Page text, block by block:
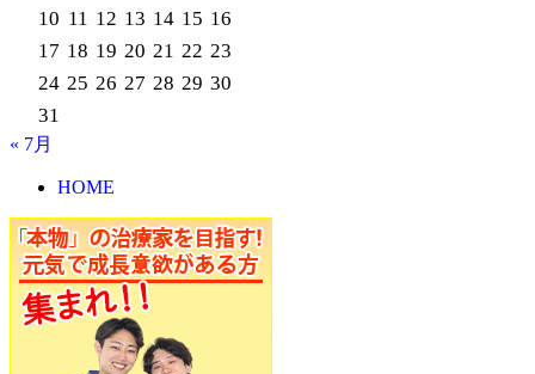
10 11 12 13 14 15 16
17 18 19 20 21 22 23
24 25 26 27 28 29 30
31
« 7月
HOME